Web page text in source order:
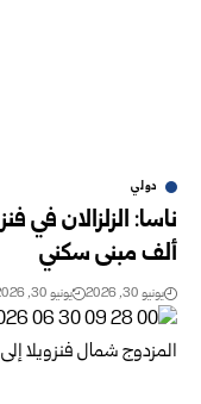
دولي
ألف مبنى سكني
يونيو 30, 2026 يونيو 30, 2026